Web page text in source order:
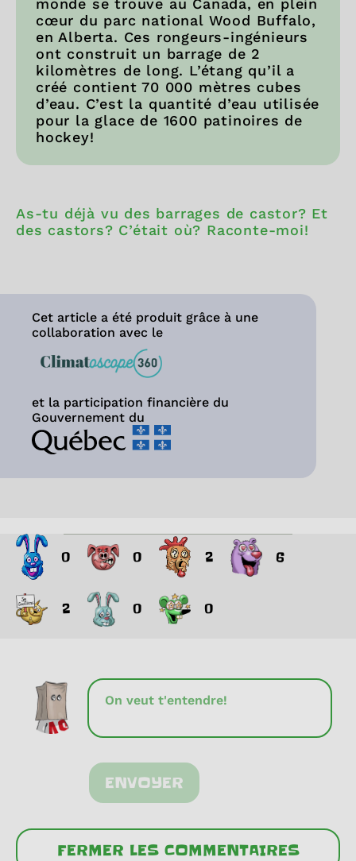
monde se trouve au Canada, en plein
cœur du parc national Wood Buffalo,
en Alberta. Ces rongeurs-ingénieurs
ont construit un barrage de 2
kilomètres de long. L’étang qu’il a
créé contient 70 000 mètres cubes
d’eau. C’est la quantité d’eau utilisée
pour la glace de 1600 patinoires de
hockey!
As-tu déjà vu des barrages de castor? Et
des castors? C’était où? Raconte-moi!
Cet article a été produit grâce à une
collaboration avec le
et la participation financière du
Gouvernement du
0 0 2 6
2 0 0
ENVOYER
FERMER LES COMMENTAIRES